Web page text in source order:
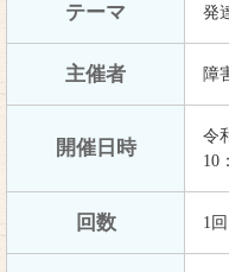
テーマ 発
主催者 障
開催日時
令
10
回数 1回